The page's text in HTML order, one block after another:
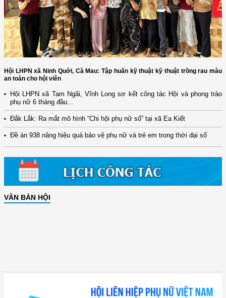
Hội LHPN xã Ninh Quới, Cà Mau: Tập huấn kỹ thuật kỹ thuật trồng rau màu
an toàn cho hội viên
Hội LHPN xã Tam Ngãi, Vĩnh Long sơ kết công tác Hội và phong trào
phụ nữ 6 tháng đầu...
Đắk Lắk: Ra mắt mô hình “Chi hội phụ nữ số” tại xã Ea Kiết
Đề án 938 nâng hiệu quả bảo vệ phụ nữ và trẻ em trong thời đại số
VĂN BẢN HỘI